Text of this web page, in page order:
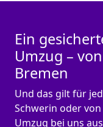
Ein
Umzug –
Bremen
Und das gilt für
Schwerin oder
Umzug bei uns aus